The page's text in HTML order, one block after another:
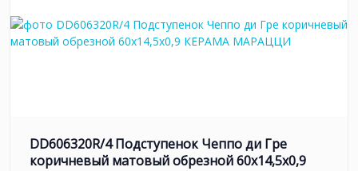
DD606320R/4 Подступенок Чеппо ди Гре
коричневый матовый обрезной 60x14,5x0,9